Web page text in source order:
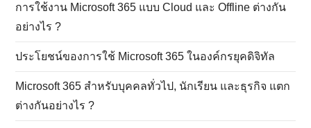
การใช้งาน Microsoft 365 แบบ Cloud และ Offline ต่างกัน
อย่างไร ?
ประโยชน์ของการใช้ Microsoft 365 ในองค์กรยุคดิจิทัล
Microsoft 365 สำหรับบุคคลทั่วไป, นักเรียน และธุรกิจ แตก
ต่างกันอย่างไร ?